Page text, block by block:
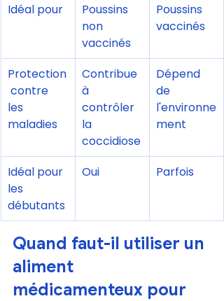
Idéal pour
Poussins
non
vaccinés
Poussins
vaccinés
Protection
contre
les
maladies
Contribue
à
contrôler
la
coccidiose
Dépend
de
l'environne
ment
Idéal pour
les
débutants
Oui Parfois
Quand faut-il utiliser un
aliment
médicamenteux pour